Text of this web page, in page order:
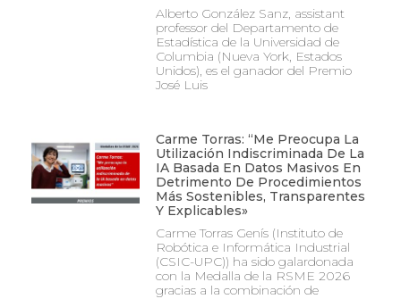
Alberto González Sanz, assistant
professor del Departamento de
Estadística de la Universidad de
Columbia (Nueva York, Estados
Unidos), es el ganador del Premio
José Luis
Carme Torras: “Me Preocupa La
Utilización Indiscriminada De La
IA Basada En Datos Masivos En
Detrimento De Procedimientos
Más Sostenibles, Transparentes
Y Explicables»
Carme Torras Genís (Instituto de
Robótica e Informática Industrial
(CSIC-UPC)) ha sido galardonada
con la Medalla de la RSME 2026
gracias a la combinación de